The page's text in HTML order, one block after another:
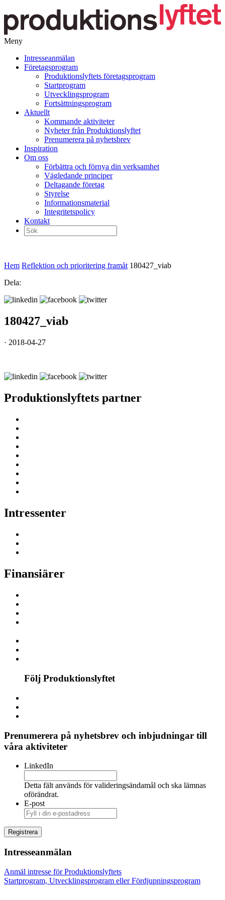
Meny
vidare
Intresseanmälan
Företagsprogram
Produktionslyftets företagsprogram
Startprogram
Utvecklingsprogram
Fortsättningsprogram
Aktuellt
Kommande aktiviteter
Nyheter från Produktionslyftet
Prenumerera på nyhetsbrev
Inspiration
Om oss
Förbättra och förnya din verksamhet
Vägledande principer
Deltagande företag
Styrelse
Informationsmaterial
Integritetspolicy
Kontakt
Sök
efter:
Hem Reflektion och prioritering framåt 180427_viab
Dela:
180427_viab
· 2018-04-27
Produktionslyftets partner
Intressenter
Finansiärer
Följ Produktionslyftet
Prenumerera på nyhetsbrev och inbjudningar till
våra aktiviteter
LinkedIn
Detta fält används för valideringsändamål och ska lämnas
oförändrat.
E-post
Intresseanmälan
Anmäl intresse för Produktionslyftets
Startprogram, Utvecklingsprogram eller Fördjupningsprogram